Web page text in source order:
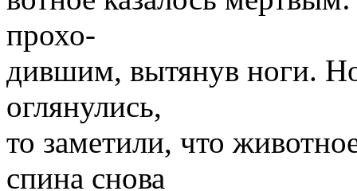
прохо-
дившим, вытянув ноги.
оглянулись,
то заметили, что
спина снова